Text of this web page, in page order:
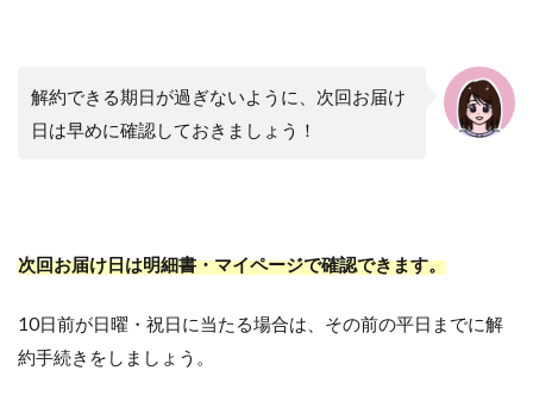
解約できる期日が過ぎないように、次回お届け
日は早めに確認しておきましょう！
次回お届け日は明細書・マイページで確認できます。
10日前が日曜・祝日に当たる場合は、その前の平日までに解
約手続きをしましょう。